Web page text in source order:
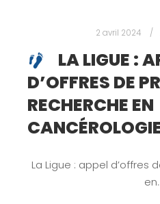
2 avril 2024
LA LIGUE :
D’OFFRES DE
RECHERCHE EN
La Ligue : appel d’offres